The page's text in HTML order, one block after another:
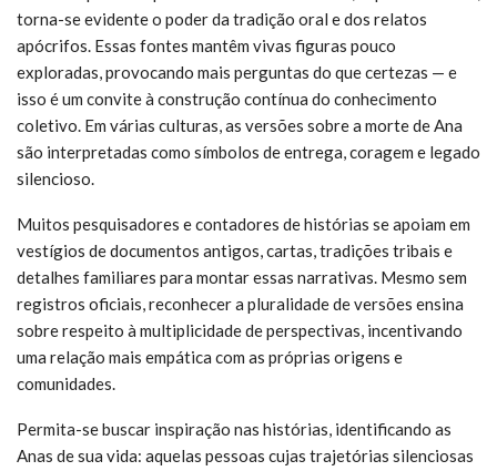
torna-se evidente o poder da tradição oral e dos relatos
apócrifos. Essas fontes mantêm vivas figuras pouco
exploradas, provocando mais perguntas do que certezas — e
isso é um convite à construção contínua do conhecimento
coletivo. Em várias culturas, as versões sobre a morte de Ana
são interpretadas como símbolos de entrega, coragem e legado
silencioso.
Muitos pesquisadores e contadores de histórias se apoiam em
vestígios de documentos antigos, cartas, tradições tribais e
detalhes familiares para montar essas narrativas. Mesmo sem
registros oficiais, reconhecer a pluralidade de versões ensina
sobre respeito à multiplicidade de perspectivas, incentivando
uma relação mais empática com as próprias origens e
comunidades.
Permita-se buscar inspiração nas histórias, identificando as
Anas de sua vida: aquelas pessoas cujas trajetórias silenciosas